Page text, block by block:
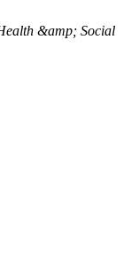
&amp; Social